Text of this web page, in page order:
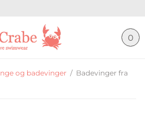
0
og badevinger / Badevinger fra